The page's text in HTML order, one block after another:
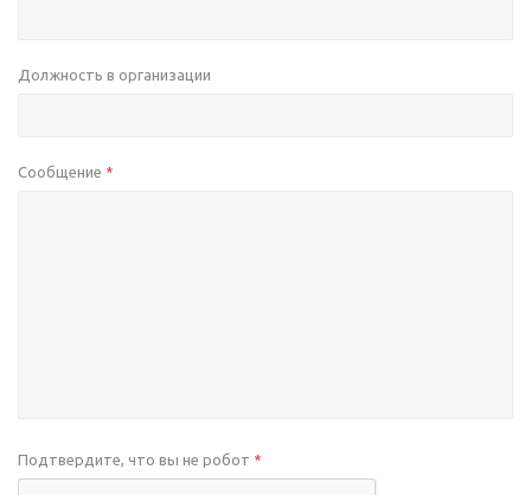
Должность в организации
Сообщение *
Подтвердите, что вы не робот *